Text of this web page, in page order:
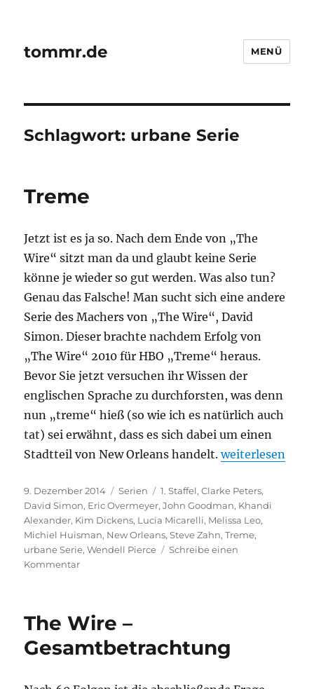
tommr.de MENÜ
Schlagwort: urbane Serie
Treme
Jetzt ist es ja so. Nach dem Ende von „The
Wire“ sitzt man da und glaubt keine Serie
könne je wieder so gut werden. Was also tun?
Genau das Falsche! Man sucht sich eine andere
Serie des Machers von „The Wire“, David
Simon. Dieser brachte nachdem Erfolg von
„The Wire“ 2010 für HBO „Treme“ heraus.
Bevor Sie jetzt versuchen ihr Wissen der
englischen Sprache zu durchforsten, was denn
nun „treme“ hieß (so wie ich es natürlich auch
tat) sei erwähnt, dass es sich dabei um einen
Stadtteil von New Orleans handelt.„Treme“
weiterlesen
Veröffentlicht
am
9. Dezember 2014 Kategorien
Serien Schlagwörter
1. Staffel,Clarke Peters,
David Simon, Eric Overmeyer,John Goodman, Khandi
Alexander, Kim Dickens, Lucia Micarelli, Melissa Leo,
Michiel Huisman, New Orleans,Steve Zahn,Treme,
urbane Serie,Wendell Pierce
Schreibe einen
Kommentarzu
The Wire –
Gesamtbetrachtung